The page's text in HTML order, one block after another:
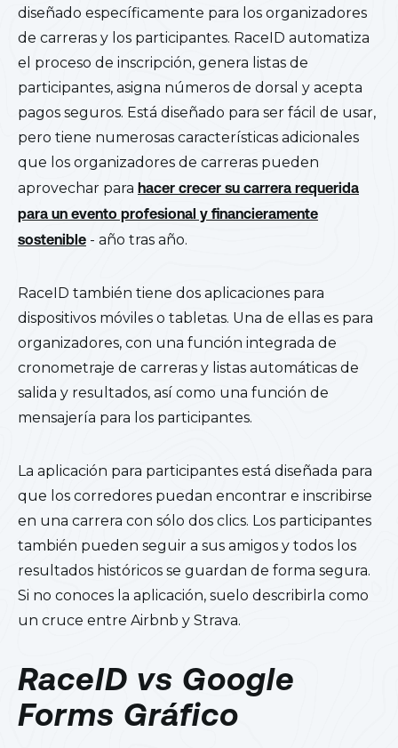
diseñado específicamente para los organizadores
de carreras y los participantes. RaceID automatiza
el proceso de inscripción, genera listas de
participantes, asigna números de dorsal y acepta
pagos seguros. Está diseñado para ser fácil de usar,
pero tiene numerosas características adicionales
que los organizadores de carreras pueden
aprovechar para hacer crecer su carrera requerida
para un evento profesional y financieramente
sostenible - año tras año.
RaceID también tiene dos aplicaciones para
dispositivos móviles o tabletas. Una de ellas es para
organizadores, con una función integrada de
cronometraje de carreras y listas automáticas de
salida y resultados, así como una función de
mensajería para los participantes.
La aplicación para participantes está diseñada para
que los corredores puedan encontrar e inscribirse
en una carrera con sólo dos clics. Los participantes
también pueden seguir a sus amigos y todos los
resultados históricos se guardan de forma segura.
Si no conoces la aplicación, suelo describirla como
un cruce entre Airbnb y Strava.
RaceID vs Google
Forms Gráfico